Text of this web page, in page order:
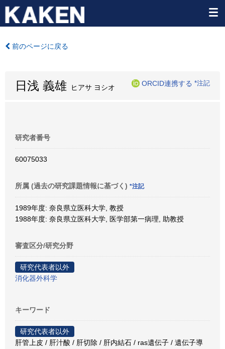
前のページに戻る
日浅 義雄 ヒアサ ヨシオ
ORCID連携する *注記
研究者番号
60075033
所属 (過去の研究課題情報に基づく) *注記
1989年度: 奈良県立医科大学, 教授
1988年度: 奈良県立医科大学, 医学部第一病理, 助教授
審査区分/研究分野
研究代表者以外
消化器外科学
キーワード
研究代表者以外
肝管上皮 / 肝汁酸 / 肝切除 / 肝内結石 / ras遺伝子 / 遺伝子導